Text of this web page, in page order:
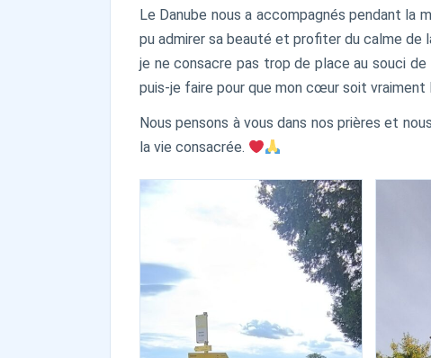
Le Danube nous a accompagnés pendant la
pu admirer sa beauté et profiter du calme de
je ne consacre pas trop de place au souci de
puis-je faire pour que mon cœur soit vraiment
Nous pensons à vous dans nos prières et
la vie consacrée.